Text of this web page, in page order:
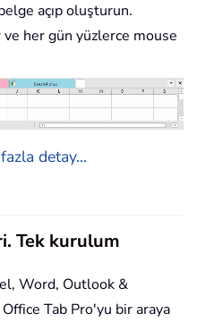
açıp oluşturun.
her gün yüzlerce mouse
detay...
Tek kurulum
Word, Outlook &
Tab Pro'yu bir araya